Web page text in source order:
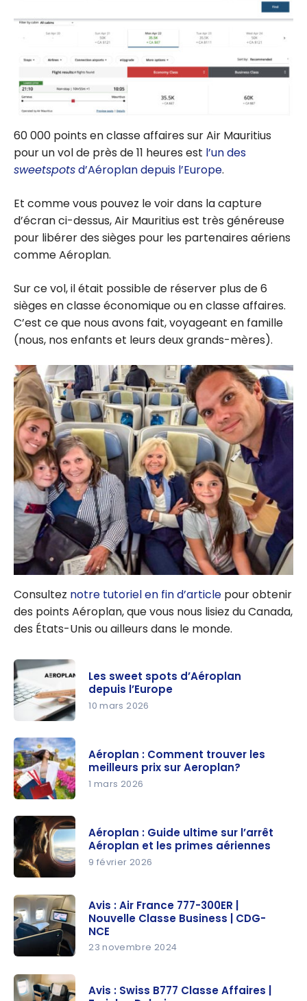
60 000 points en classe affaires sur Air Mauritius
pour un vol de près de 11 heures est l’un des
sweetspotsd’Aéroplan depuis l’Europe.
Et comme vous pouvez le voir dans la capture
d’écran ci-dessus, Air Mauritius est très généreuse
pour libérer des sièges pour les partenaires aériens
comme Aéroplan.
Sur ce vol, il était possible de réserver plus de 6
sièges en classe économique ou en classe affaires.
C’est ce que nous avons fait, voyageant en famille
(nous, nos enfants et leurs deux grands-mères).
Consultez notre tutoriel en fin d’article pour obtenir
des points Aéroplan, que vous nous lisiez du Canada,
des États-Unis ou ailleurs dans le monde.
spots
d’Aéroplan
depuis
l’Europe
Les sweet spots d’Aéroplan
depuis l’Europe
10 mars 2026
Comment
trouver les
meilleurs
prix sur
Aeroplan?
Aéroplan : Comment trouver les
meilleurs prix sur Aeroplan?
1 mars 2026
Guide
ultime sur
l’arrêt
Aéroplan
et les
primes
Aéroplan : Guide ultime sur l’arrêt
Aéroplan et les primes aériennes
9 février 2026
France
Avis : Air France 777-300ER |
Nouvelle Classe Business | CDG-
NCE
23 novembre 2024
Avis : Swiss B777 Classe Affaires |